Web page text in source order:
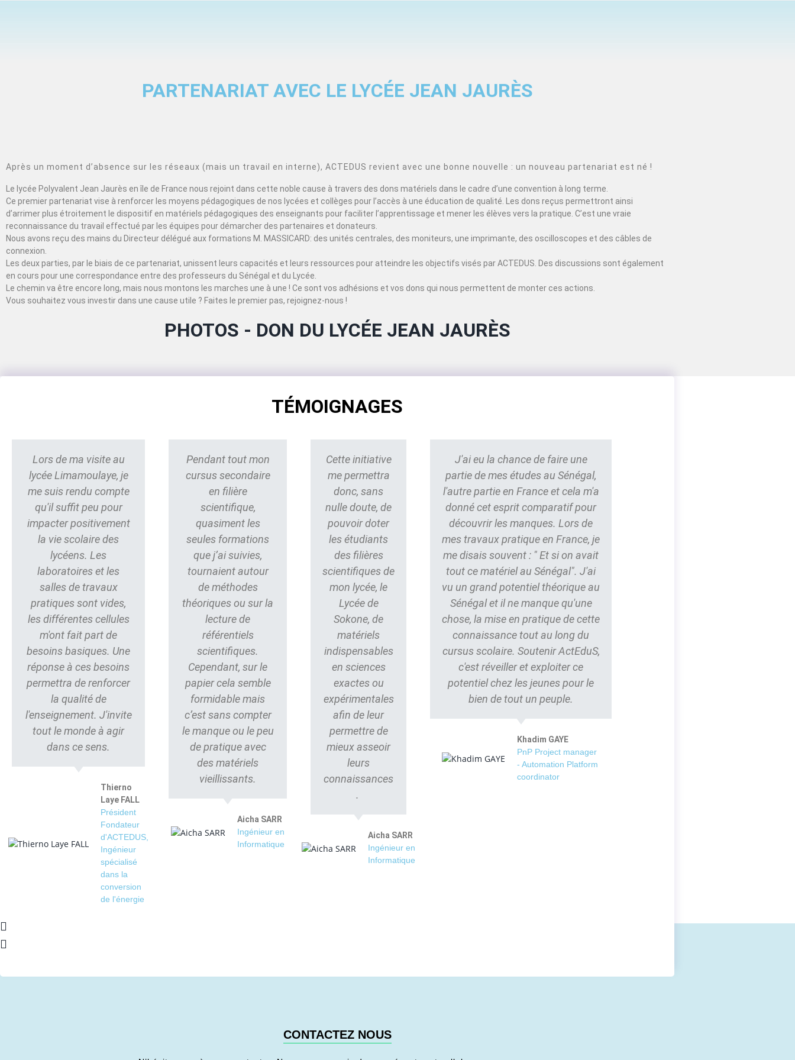
PARTENARIAT AVEC LE LYCÉE JEAN JAURÈS
Après un moment d’absence sur les réseaux (mais un travail en interne), ACTEDUS revient avec une bonne nouvelle : un nouveau partenariat est né !
Le lycée Polyvalent Jean Jaurès en île de France nous rejoint dans cette noble cause à travers des dons matériels dans le cadre d’une convention à long terme.
Ce premier partenariat vise à renforcer les moyens pédagogiques de nos lycées et collèges pour l’accès à une éducation de qualité. Les dons reçus permettront ainsi
d’arrimer plus étroitement le dispositif en matériels pédagogiques des enseignants pour faciliter l’apprentissage et mener les élèves vers la pratique. C’est une vraie
reconnaissance du travail effectué par les équipes pour démarcher des partenaires et donateurs.
Nous avons reçu des mains du Directeur délégué aux formations M. MASSICARD: des unités centrales, des moniteurs, une imprimante, des oscilloscopes et des câbles de
connexion.
Les deux parties, par le biais de ce partenariat, unissent leurs capacités et leurs ressources pour atteindre les objectifs visés par ACTEDUS. Des discussions sont également
en cours pour une correspondance entre des professeurs du Sénégal et du Lycée.
Le chemin va être encore long, mais nous montons les marches une à une ! Ce sont vos adhésions et vos dons qui nous permettent de monter ces actions.
Vous souhaitez vous investir dans une cause utile ? Faites le premier pas, rejoignez-nous !
PHOTOS - DON DU LYCÉE JEAN JAURÈS
TÉMOIGNAGES
Lors de ma visite au
lycée Limamoulaye, je
me suis rendu compte
qu'il suffit peu pour
impacter positivement
la vie scolaire des
lycéens. Les
laboratoires et les
salles de travaux
pratiques sont vides,
les différentes cellules
m'ont fait part de
besoins basiques. Une
réponse à ces besoins
permettra de renforcer
la qualité de
l'enseignement. J'invite
tout le monde à agir
dans ce sens.
Thierno
Laye FALL
Président
Fondateur
d'ACTEDUS,
Ingénieur
spécialisé
dans la
conversion
de l'énergie
Pendant tout mon
cursus secondaire
en filière
scientifique,
quasiment les
seules formations
que j’ai suivies,
tournaient autour
de méthodes
théoriques ou sur la
lecture de
référentiels
scientifiques.
Cependant, sur le
papier cela semble
formidable mais
c’est sans compter
le manque ou le peu
de pratique avec
des matériels
vieillissants.
Aicha SARR
Ingénieur en
Informatique
Cette initiative
me permettra
donc, sans
nulle doute, de
pouvoir doter
les étudiants
des filières
scientifiques de
mon lycée, le
Lycée de
Sokone, de
matériels
indispensables
en sciences
exactes ou
expérimentales
afin de leur
permettre de
mieux asseoir
leurs
connaissances
.
Aicha SARR
Ingénieur en
Informatique
J'ai eu la chance de faire une
partie de mes études au Sénégal,
l'autre partie en France et cela m'a
donné cet esprit comparatif pour
découvrir les manques. Lors de
mes travaux pratique en France, je
me disais souvent : " Et si on avait
tout ce matériel au Sénégal". J'ai
vu un grand potentiel théorique au
Sénégal et il ne manque qu'une
chose, la mise en pratique de cette
connaissance tout au long du
cursus scolaire. Soutenir ActEduS,
c'est réveiller et exploiter ce
potentiel chez les jeunes pour le
bien de tout un peuple.
Khadim GAYE
PnP Project manager
- Automation Platform
coordinator
CONTACTEZ NOUS